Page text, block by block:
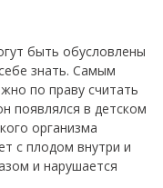
быть обусловлены
знать. Самым
по праву считать
появлялся в детском
организма
с плодом внутри и
и нарушается